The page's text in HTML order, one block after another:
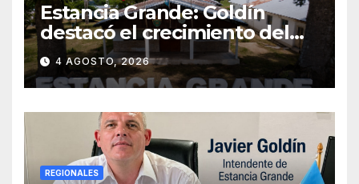
Estancia Grande: Goldín
destacó el crecimiento del
municipio, anunció nuevas
obras y defendió su gestión
frente a las críticas
4 AGOSTO, 2026
REGIONALES